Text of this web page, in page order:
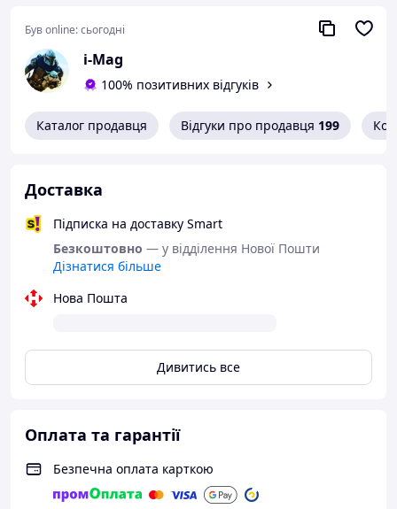
Був online:сьогодні
i-Mag
100% позитивних відгуків
Каталог продавця Відгуки про продавця 199
Доставка
Підписка на доставку Smart
Безкоштовно — у відділення Нової Пошти
Дізнатися більше
Нова Пошта
Дивитись все
Оплата та гарантії
Безпечна оплата карткою